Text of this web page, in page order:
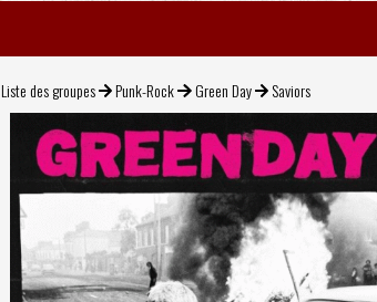
Liste des groupes Punk-Rock Green Day Saviors